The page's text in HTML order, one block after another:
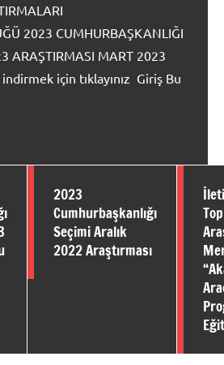
2023 CUMHURBAŞKANLIĞI
ARAŞTIRMASI MART 2023
için tıklayınız Giriş Bu
2023
Cumhurbaşkanlığı
Seçimi Aralık
2022 Araştırması